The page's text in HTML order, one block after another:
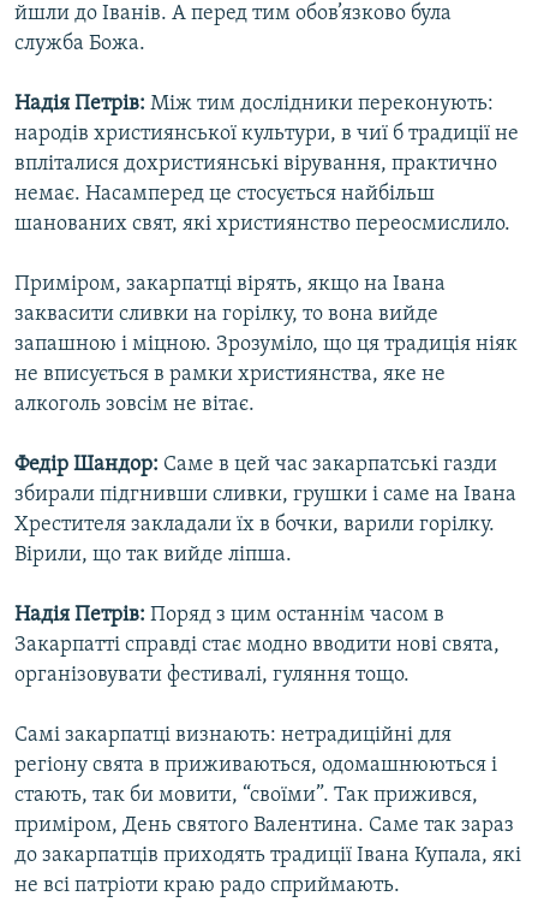
йшли до Іванів. А перед тим обов’язково була
служба Божа.
Надія Петрів: Між тим дослідники переконують:
народів християнської культури, в чиї б традиції не
впліталися дохристиянські вірування, практично
немає. Насамперед це стосується найбільш
шанованих свят, які християнство переосмислило.
Приміром, закарпатці вірять, якщо на Івана
заквасити сливки на горілку, то вона вийде
запашною і міцною. Зрозуміло, що ця традиція ніяк
не вписується в рамки християнства, яке не
алкоголь зовсім не вітає.
Федір Шандор: Саме в цей час закарпатські газди
збирали підгнивши сливки, грушки і саме на Івана
Хрестителя закладали їх в бочки, варили горілку.
Вірили, що так вийде ліпша.
Надія Петрів: Поряд з цим останнім часом в
Закарпатті справді стає модно вводити нові свята,
організовувати фестивалі, гуляння тощо.
Самі закарпатці визнають: нетрадиційні для
регіону свята в приживаються, одомашнюються і
стають, так би мовити, “своїми”. Так прижився,
приміром, День святого Валентина. Саме так зараз
до закарпатців приходять традиції Івана Купала, які
не всі патріоти краю радо сприймають.